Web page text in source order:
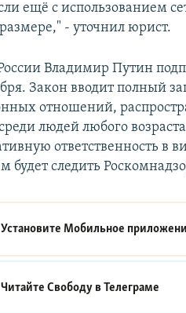
ещё с использованием
- уточнил юрист.
Владимир Путин
Закон вводит полный
отношений,
людей любого
ответственность в
будет следить
Установите Мобильное
Читайте Свободу вТелеграме